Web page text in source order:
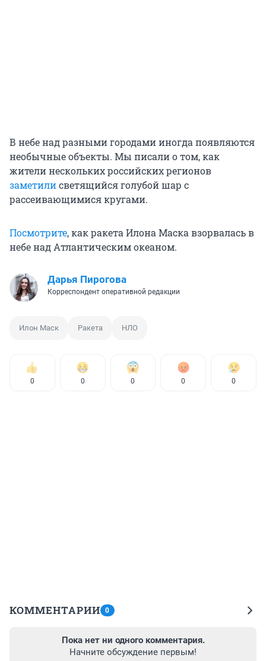
В небе над разными городами иногда появляются
необычные объекты. Мы писали о том, как
жители нескольких российских регионов
заметилисветящийся голубой шар с
рассеивающимися кругами.
Посмотрите, как ракета Илона Маска взорвалась в
небе над Атлантическим океаном.
Дарья Пирогова
Корреспондент оперативной редакции
Илон Маск Ракета НЛО
0 0 0 0 0
КОММЕНТАРИИ 0
Пока нет ни одного комментария.
Начните обсуждение первым!